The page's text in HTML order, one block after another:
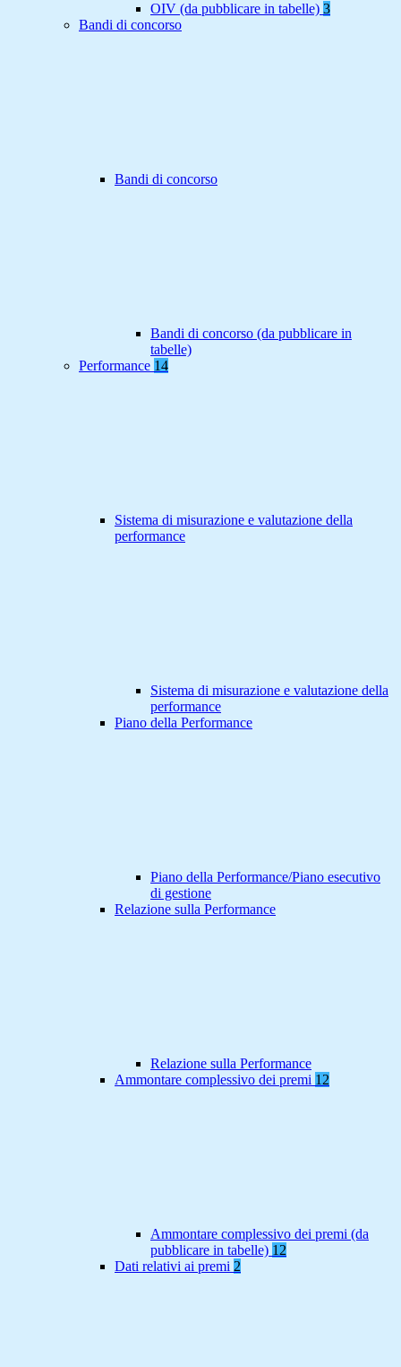
OIV (da pubblicare in tabelle) 3
Bandi di concorso
Bandi di concorso
Bandi di concorso (da pubblicare in
tabelle)
Performance 14
Sistema di misurazione e valutazione della
performance
Sistema di misurazione e valutazione della
performance
Piano della Performance
Piano della Performance/Piano esecutivo
di gestione
Relazione sulla Performance
Relazione sulla Performance
Ammontare complessivo dei premi 12
Ammontare complessivo dei premi (da
pubblicare in tabelle) 12
Dati relativi ai premi 2